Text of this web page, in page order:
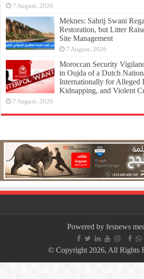
7 August، 2026
Meknes: Sahrij Swani
Restoration, but Litter
Site Management
7 August، 2026
Moroccan Security
in Oujda of a Dutch
Internationally for Alleged
Kidnapping, and Violent
7 August، 2026
Powered by fesnews
© Copyright 2026, All Rights